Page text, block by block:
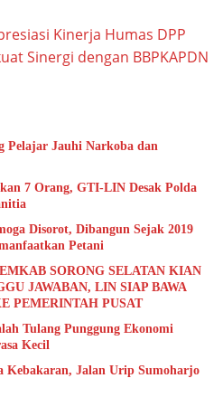
Kinerja Humas DPP
Sinergi dengan BBPKAPDN
Pelajar Jauhi Narkoba dan
7 Orang, GTI-LIN Desak Polda
Disorot, Dibangun Sejak 2019
Petani
SORONG SELATAN KIAN
JAWABAN, LIN SIAP BAWA
PEMERINTAH PUSAT
Tulang Punggung Ekonomi
Kecil
Kebakaran, Jalan Urip Sumoharjo